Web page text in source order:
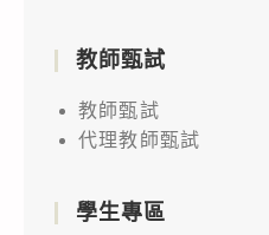
教師甄試
教師甄試
代理教師甄試
學生專區